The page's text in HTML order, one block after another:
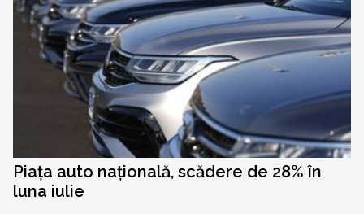
Piața auto națională, scădere de 28% în
luna iulie